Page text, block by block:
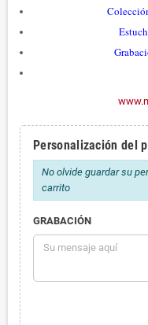
Personalización del
No olvide guardar su
carrito
GRABACIÓN